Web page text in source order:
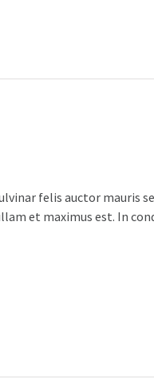
felis auctor mauris
et maximus est. In